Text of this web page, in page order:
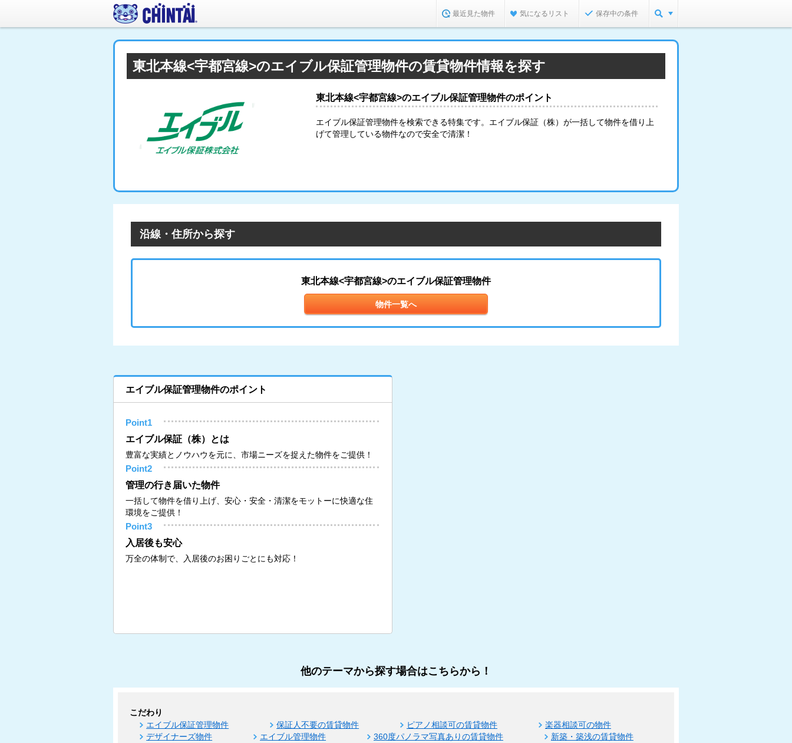
最近見た物件 気になるリスト 保存中の条件
東北本線<宇都宮線>のエイブル保証管理物件の賃貸物件情報を探す
東北本線<宇都宮線>のエイブル保証管理物件のポイント
エイブル保証管理物件を検索できる特集です。エイブル保証（株）が一括して物件を借り上
げて管理している物件なので安全で清潔！
沿線・住所から探す
東北本線<宇都宮線>のエイブル保証管理物件
物件一覧へ
エイブル保証管理物件のポイント
Point1
エイブル保証（株）とは
豊富な実績とノウハウを元に、市場ニーズを捉えた物件をご提供！
Point2
管理の行き届いた物件
一括して物件を借り上げ、安心・安全・清潔をモットーに快適な住
環境をご提供！
Point3
入居後も安心
万全の体制で、入居後のお困りごとにも対応！
他のテーマから探す場合はこちらから！
こだわり
エイブル保証管理物件 保証人不要の賃貸物件 ピアノ相談可の賃貸物件
楽器相談可の物件
デザイナーズ物件
エイブル管理物件 360度パノラマ写真ありの賃貸物件
新築・築浅の賃貸物件